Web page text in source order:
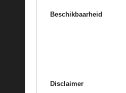
Beschikbaarheid
Disclaimer